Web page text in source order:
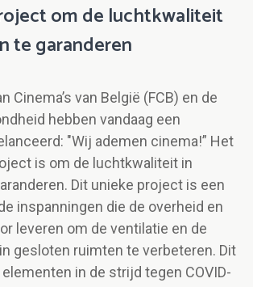
om de luchtkwaliteit
te garanderen
Cinema’s van België (FCB) en de
hebben vandaag een
"Wij ademen cinema!” Het
is om de luchtkwaliteit in
Dit unieke project is een
inspanningen die de overheid en
leveren om de ventilatie en de
gesloten ruimten te verbeteren. Dit
in de strijd tegen COVID-